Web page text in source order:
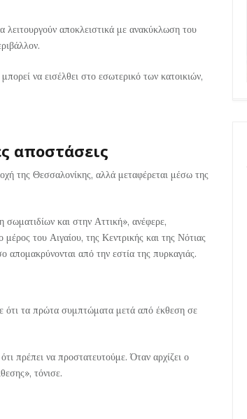
λειτουργούν αποκλειστικά με ανακύκλωση του
να εισέλθει στο εσωτερικό των κατοικιών,
αποστάσεις
της Θεσσαλονίκης, αλλά μεταφέρεται μέσω της
σωματιδίων και στην Αττική», ανέφερε,
του Αιγαίου, της Κεντρικής και της Νότιας
απομακρύνονται από την εστία της πυρκαγιάς.
ότι τα πρώτα συμπτώματα μετά από έκθεση σε
πρέπει να προστατευτούμε. Όταν αρχίζει ο
τόνισε.